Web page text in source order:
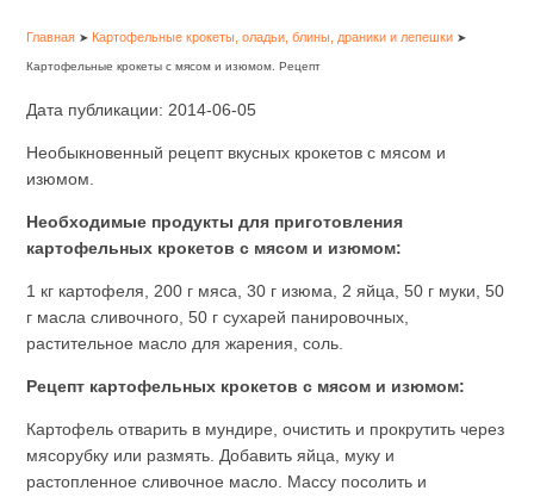
Главная ➤ Картофельные крокеты, оладьи, блины, драники и лепешки ➤
Картофельные крокеты с мясом и изюмом. Рецепт
Дата публикации: 2014-06-05
Необыкновенный рецепт вкусных крокетов с мясом и
изюмом.
Необходимые продукты для приготовления
картофельных крокетов с мясом и изюмом:
1 кг картофеля, 200 г мяса, 30 г изюма, 2 яйца, 50 г муки, 50
г масла сливочного, 50 г сухарей панировочных,
растительное масло для жарения, соль.
Рецепт картофельных крокетов с мясом и изюмом:
Картофель отварить в мундире, очистить и прокрутить через
мясорубку или размять. Добавить яйца, муку и
растопленное сливочное масло. Массу посолить и